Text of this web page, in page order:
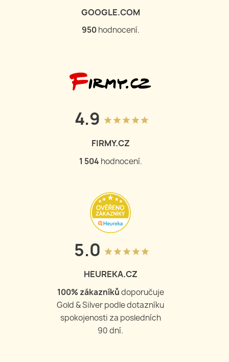
GOOGLE.COM
950 hodnocení.
4.9 grade grade grade grade grade
FIRMY.CZ
1 504 hodnocení.
5.0 grade grade grade grade grade
HEUREKA.CZ
100% zákazníkůdoporučuje
Gold & Silver podle dotazníku
spokojenosti za posledních
90 dní.